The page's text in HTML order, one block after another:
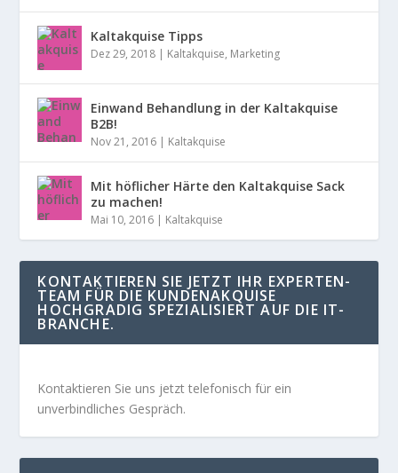
Kaltakquise Tipps
Dez 29, 2018 | Kaltakquise, Marketing
Einwand Behandlung in der Kaltakquise
B2B!
Nov 21, 2016 | Kaltakquise
Mit höflicher Härte den Kaltakquise Sack
zu machen!
Mai 10, 2016 | Kaltakquise
KONTAKTIEREN SIE JETZT IHR EXPERTEN-
TEAM FÜR DIE KUNDENAKQUISE
HOCHGRADIG SPEZIALISIERT AUF DIE IT-
BRANCHE.
Kontaktieren Sie uns jetzt telefonisch für ein
unverbindliches Gespräch.